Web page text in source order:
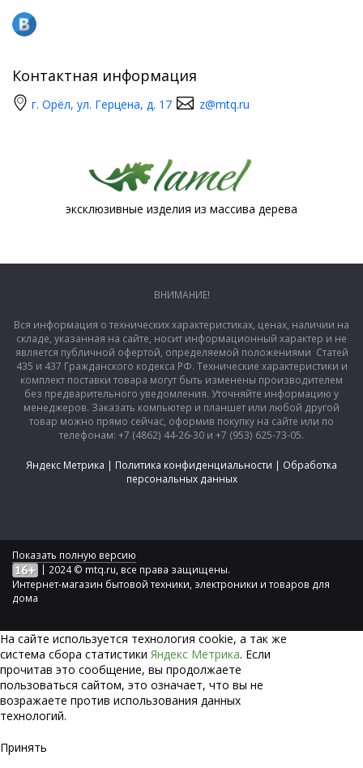
Контактная информация
г. Орёл, ул. Герцена, д. 17 z@mtq.ru
эксклюзивные изделия из массива дерева
ВНИМАНИЕ!
Вся информация о технических характеристиках, ценах, наличии на
складе, указанная на сайте, носит информационный характер и не
является публичной офертой, определяемой положениями Статей
435 и 437 Гражданского кодекса РФ. Технические характеристики и
комплект поставки товара могут быть изменены производителем
без предварительного уведомления. Уточняйте информацию у
менеджеров. Заказать компьютер и планшет или любой другой
товар можно прямо сейчас, оформив покупку на сайте или по
телефонам: +7 (4862) 44-26-30 и +7 (953) 625-73-05.
Яндекс Метрика | Политика конфиденциальности | Обработка
персональных данных
Показать полную версию
| 2024 © mtq.ru, все права защищены.
Интернет-магазин бытовой техники, электроники и товаров для
дома
На сайте используется технология сookie, а так же
система сбора статистики Яндекс Метрика. Если
прочитав это сообщение, вы продолжаете
пользоваться сайтом, это означает, что вы не
возражаете против использования данных
технологий.
Принять